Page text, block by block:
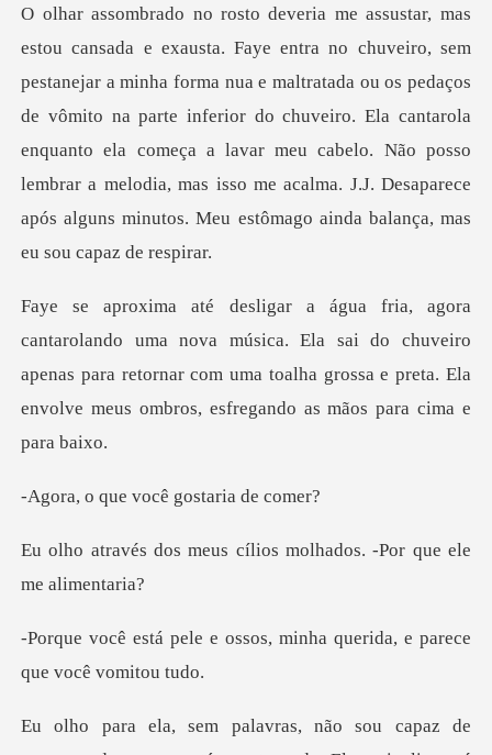
ansada e exausta. Faye entra no chuveiro, sem
pestanejar a minha forma nua e maltratada ou os pedaços
de vômito na parte inferior do chuveiro. Ela cantarola
enquanto ela
úsica. Ela sai do chuveiro
apenas para retornar com uma toalha grossa e
e você gosta
s cílios molhados. -Por
ssos, minha querida, e par